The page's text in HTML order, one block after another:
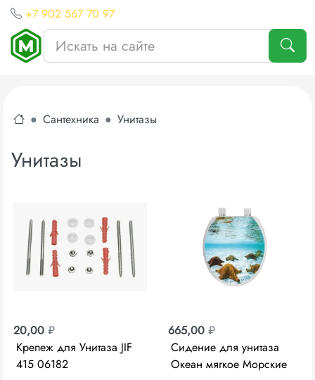
+7 902 567 70 97
Сантехника Унитазы
Унитазы
20,00 ₽
Крепеж для Унитаза JIF
415 06182
665,00 ₽
Сидение для унитаза
Океан мягкое Морские